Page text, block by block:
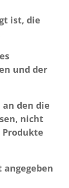
ist, die
und der
den die
nicht
angegeben